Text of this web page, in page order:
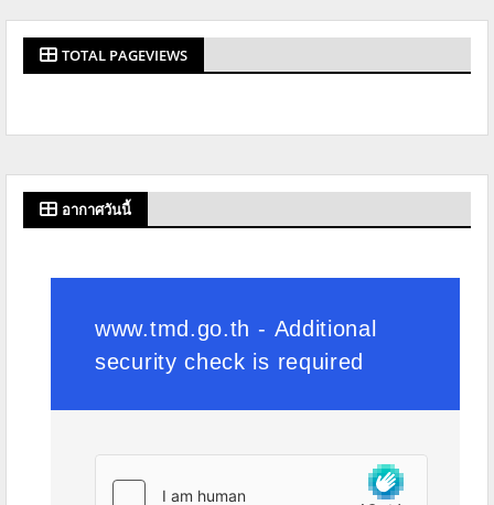
TOTAL PAGEVIEWS
อากาศวันนี้